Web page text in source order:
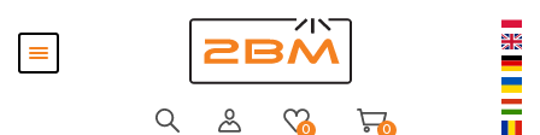
Pokaż
menu
0 0